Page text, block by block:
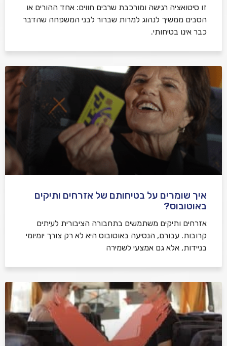
זו סיטואציה רגישה ומורכבת שרבים חווים: אחד ההורים או
הסבים ממשיך לנהוג למרות שברור לבני המשפחה שהדבר
כבר אינו בטיחותי.
איך שומרים על בטיחותם של אזרחים ותיקים
באוטובוס?
אזרחים ותיקים משתמשים בתחבורה הציבורית לעיתים
קרובות. עבורם, הנסיעה באוטובוס היא לא רק צורך יומיומי
בניידות, אלא גם אמצעי לשמירה